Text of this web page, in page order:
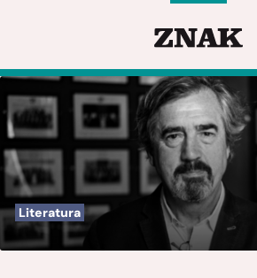
Literatura